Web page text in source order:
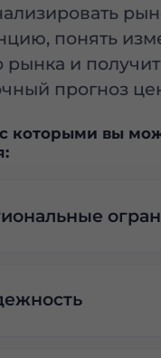
понять
рынка и
прогноз
которыми вы